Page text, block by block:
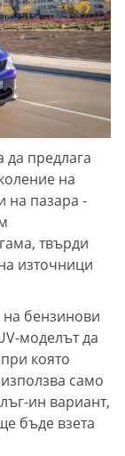
да предлага
на
на пазара -
твърди
източници
бензинови
моделът да
която
само
ин вариант,
бъде взета